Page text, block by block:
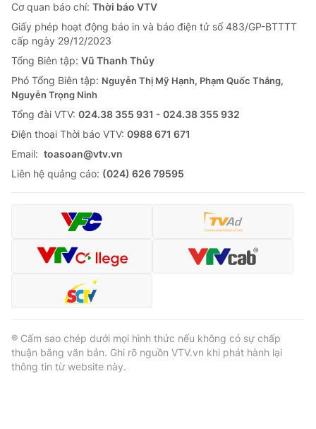
Cơ quan báo chí: Thời báo VTV
Giấy phép hoạt động báo in và báo điện tử số 483/GP-BTTTT
cấp ngày 29/12/2023
Tổng Biên tập: Vũ Thanh Thủy
Phó Tổng Biên tập: Nguyễn Thị Mỹ Hạnh, Phạm Quốc Thắng,
Nguyễn Trọng Ninh
Tổng đài VTV: 024.38 355 931 - 024.38 355 932
Ðiện thoại Thời báo VTV: 0988 671 671
Email: toasoan@vtv.vn
Liên hệ quảng cáo: (024) 626 79595
® Cấm sao chép dưới mọi hình thức nếu không có sự chấp
thuận bằng văn bản. Ghi rõ nguồn VTV.vn khi phát hành lại
thông tin từ website này.